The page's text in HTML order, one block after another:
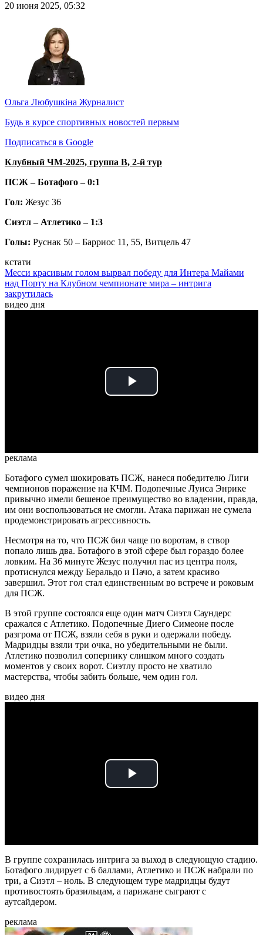
20 июня 2025, 05:32
Ольга Любушкіна Журналист
Будь в курсе спортивных новостей первым
Подписаться в Google
Клубный ЧМ-2025, группа B, 2-й тур
ПСЖ – Ботафого – 0:1
Гол: Жезус 36
Сиэтл – Атлетико – 1:3
Голы: Руснак 50 – Барриос 11, 55, Витцель 47
кстати
Месси красивым голом вырвал победу для Интера Майами
над Порту на Клубном чемпионате мира – интрига
закрутилась
видео дня
Play
реклама
Ботафого сумел шокировать ПСЖ, нанеся победителю Лиги
чемпионов поражение на КЧМ. Подопечные Луиса Энрике
привычно имели бешеное преимущество во владении, правда,
им они воспользоваться не смогли. Атака парижан не сумела
продемонстрировать агрессивность.
Несмотря на то, что ПСЖ бил чаще по воротам, в створ
попало лишь два. Ботафого в этой сфере был гораздо более
ловким. На 36 минуте Жезус получил пас из центра поля,
протиснулся между Беральдо и Пачо, а затем красиво
завершил. Этот гол стал единственным во встрече и роковым
для ПСЖ.
В этой группе состоялся еще один матч Сиэтл Саундерс
сражался с Атлетико. Подопечные Диего Симеоне после
разгрома от ПСЖ, взяли себя в руки и одержали победу.
Мадридцы взяли три очка, но убедительными не были.
Атлетико позволил сопернику слишком много создать
моментов у своих ворот. Сиэтлу просто не хватило
мастерства, чтобы забить больше, чем один гол.
видео дня
Play
В группе сохранилась интрига за выход в следующую стадию.
Ботафого лидирует с 6 баллами, Атлетико и ПСЖ набрали по
три, а Сиэтл – ноль. В следующем туре мадридцы будут
противостоять бразильцам, а парижане сыграют с
аутсайдером.
реклама